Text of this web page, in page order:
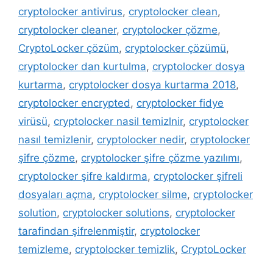
cryptolocker antivirus, cryptolocker clean,
cryptolocker cleaner, cryptolocker çözme,
CryptoLocker çözüm, cryptolocker çözümü,
cryptolocker dan kurtulma, cryptolocker dosya
kurtarma, cryptolocker dosya kurtarma 2018,
cryptolocker encrypted, cryptolocker fidye
virüsü, cryptolocker nasil temizlnir, cryptolocker
nasıl temizlenir, cryptolocker nedir, cryptolocker
şifre çözme, cryptolocker şifre çözme yazılımı,
cryptolocker şifre kaldırma, cryptolocker şifreli
dosyaları açma, cryptolocker silme, cryptolocker
solution, cryptolocker solutions, cryptolocker
tarafindan şifrelenmiştir, cryptolocker
temizleme, cryptolocker temizlik, CryptoLocker